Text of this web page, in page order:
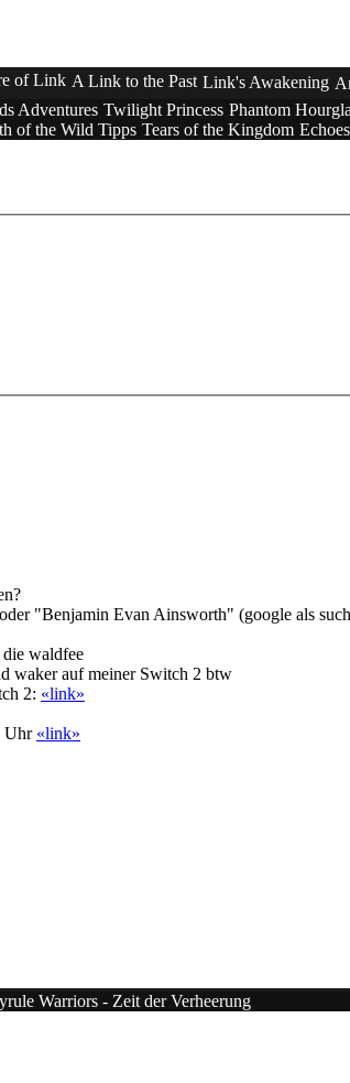
of Link A Link to the Past Link's Awakening
Adventures Twilight Princess Phantom
of the Wild Tipps Tears of the Kingdom
"Benjamin Evan Ainsworth" (google als
waldfee
waker auf meiner Switch 2 btw
2: «link»
Uhr «link»
Warriors - Zeit der Verheerung